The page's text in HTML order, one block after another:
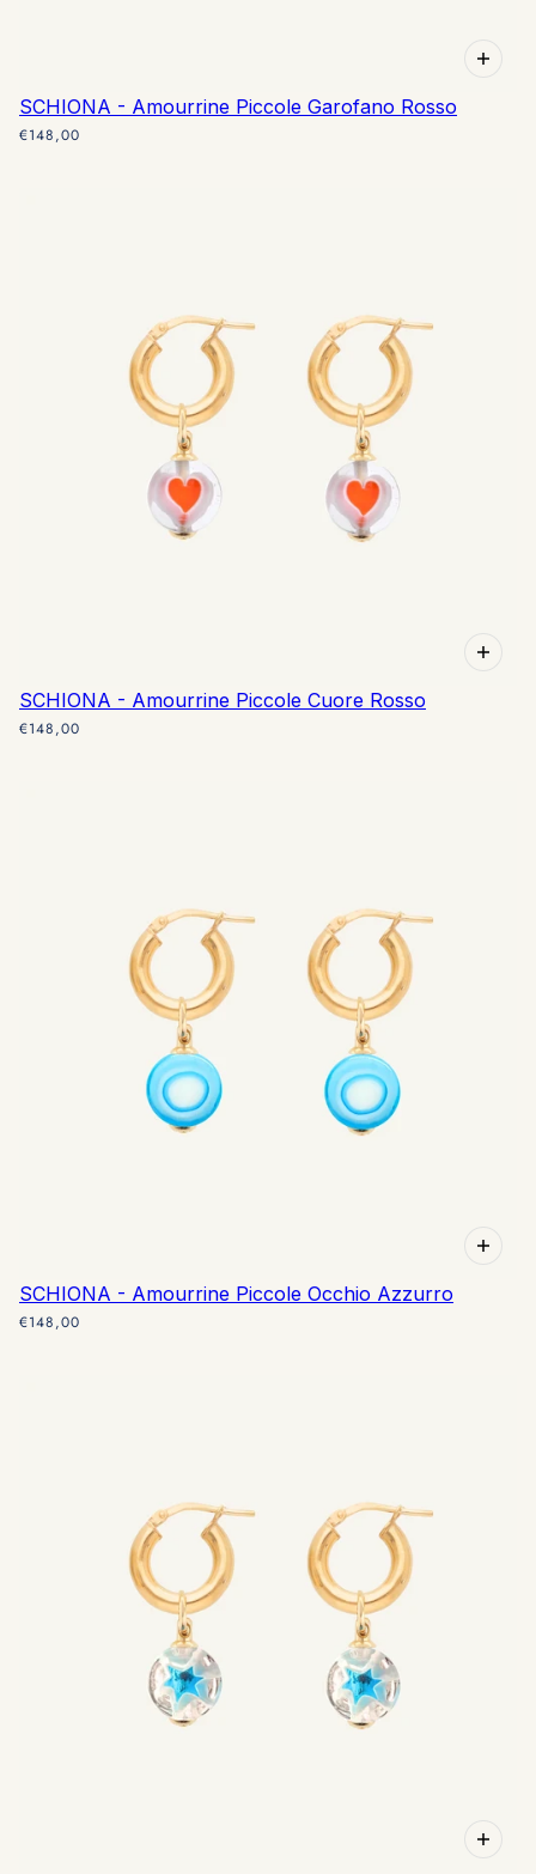
SCHIONA - Amourrine Piccole Garofano Rosso
€148,00
SCHIONA - Amourrine Piccole Cuore Rosso
€148,00
SCHIONA - Amourrine Piccole Occhio Azzurro
€148,00